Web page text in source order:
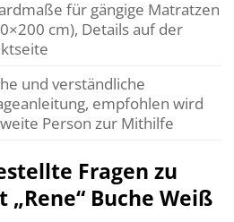
für gängige Matratzen
cm), Details auf der
und verständliche
empfohlen wird
Person zur Mithilfe
Fragen zu
„Rene“ Buche Weiß